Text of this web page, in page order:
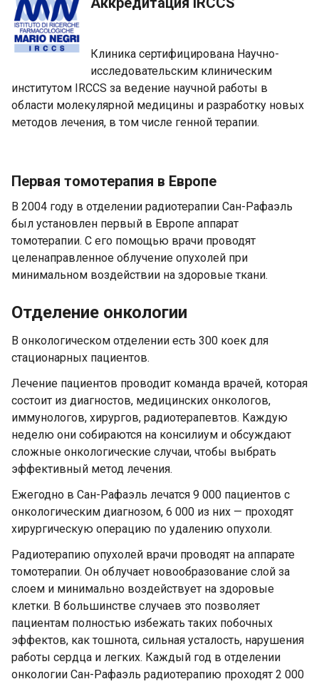
Клиника сертифицирована Научно-
исследовательским клиническим
институтом IRCCS за ведение научной работы в
области молекулярной медицины и разработку новых
методов лечения, в том числе генной терапии.
Первая томотерапия в Европе
В 2004 году в отделении радиотерапии Сан-Рафаэль
был установлен первый в Европе аппарат
томотерапии. С его помощью врачи проводят
целенаправленное облучение опухолей при
минимальном воздействии на здоровые ткани.
Отделение онкологии
В онкологическом отделении есть 300 коек для
стационарных пациентов.
Лечение пациентов проводит команда врачей, которая
состоит из диагностов, медицинских онкологов,
иммунологов, хирургов, радиотерапевтов. Каждую
неделю они собираются на консилиум и обсуждают
сложные онкологические случаи, чтобы выбрать
эффективный метод лечения.
Ежегодно в Сан-Рафаэль лечатся 9 000 пациентов с
онкологическим диагнозом, 6 000 из них — проходят
хирургическую операцию по удалению опухоли.
Радиотерапию опухолей врачи проводят на аппарате
томотерапии. Он облучает новообразование слой за
слоем и минимально воздействует на здоровые
клетки. В большинстве случаев это позволяет
пациентам полностью избежать таких побочных
эффектов, как тошнота, сильная усталость, нарушения
работы сердца и легких. Каждый год в отделении
онкологии Сан-Рафаэль радиотерапию проходят 2 000